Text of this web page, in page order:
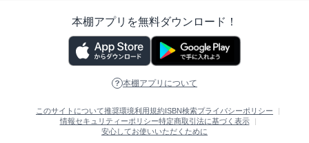
本棚アプリを無料ダウンロード！
本棚アプリについて
このサイトについて推奨環境利用規約ISBN検索プライバシーポリシー
情報セキュリティーポリシー特定商取引法に基づく表示
安心してお使いいただくために